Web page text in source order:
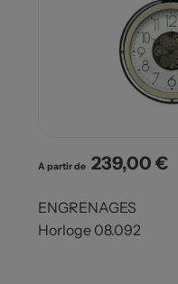
A partir de Prix
239,00 €
ENGRENAGES
Horloge 08.092